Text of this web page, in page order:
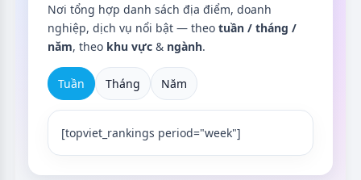
Nơi tổng hợp danh sách địa điểm, doanh
nghiệp, dịch vụ nổi bật — theo tuần / tháng /
năm, theo khu vực & ngành.
Tuần Tháng Năm
[topviet_rankings period="week"]